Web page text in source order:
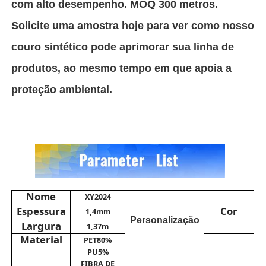
Visita à fábrica
Contacte-nos
Casos
Material do Sofá de Couro
com alto desempenho. MOQ 300 metros.
Solicite uma amostra hoje para ver como nosso
couro sintético pode aprimorar sua linha de
produtos, ao mesmo tempo em que apoia a
proteção ambiental.
Nome XY2024
Personalização
Espessura 1,4mm
Cor
Largura
1,37m
Material
PET80%
PU5%
FIBRA DE